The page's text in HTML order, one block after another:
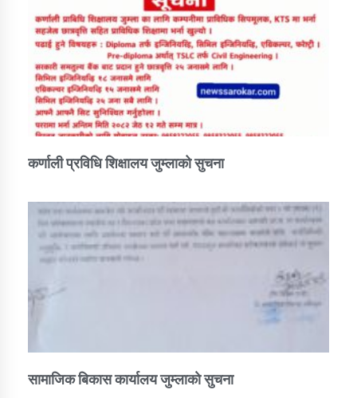
कर्णाली प्रविधि शिक्षालय जुम्लाको सुचना
सामाजिक बिकास कार्यालय जुम्लाकाे सुचना